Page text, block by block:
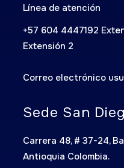
Línea de atención
+57 604 4447192
Extensión 2
Correo electrónico
Sede San
Carrera 48, # 37-24,
Antioquia Colombia.